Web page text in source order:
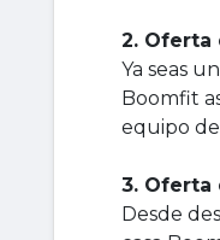
2. Oferta
Ya seas
Boomfit
equipo
3. Oferta
Desde